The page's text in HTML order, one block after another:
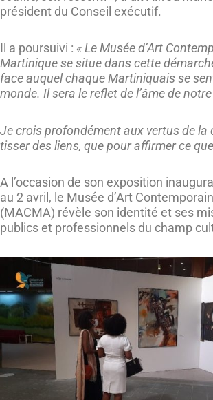
président du Conseil exécutif.
Il a poursuivi : «Le Musée d’Art
Martinique se situe dans cette
face auquel chaque Martiniquais se
monde. Il sera le reflet de l’âme de
Je crois profondément aux vertus de
tisser des liens, que pour affirmer ce
A l’occasion de son exposition
au 2 avril, le Musée d’Art
(MACMA) révèle son identité et ses
publics et professionnels du champ